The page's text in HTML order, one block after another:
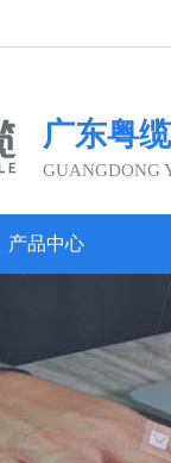
广东粤
GUANGDONG
产品中心